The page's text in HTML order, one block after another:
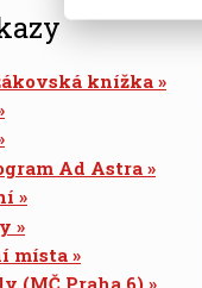
knížka
Ad Astra
místa